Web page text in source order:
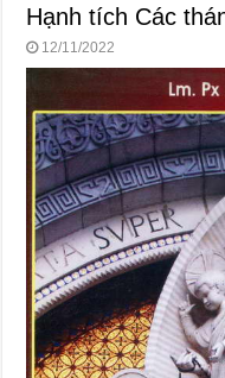
Hạnh tích Các
12/11/2022